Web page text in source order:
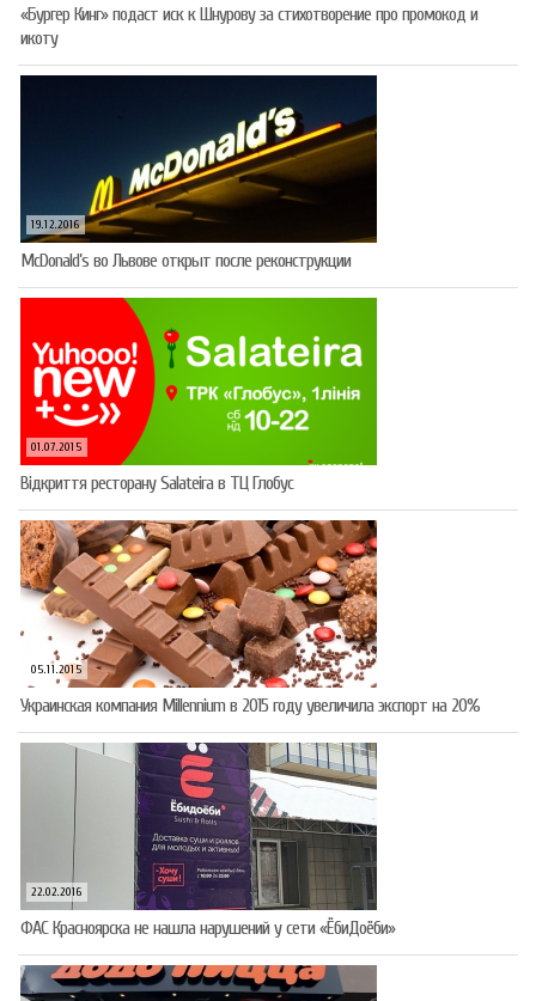
«Бургер Кинг» подаст иск к Шнурову за стихотворение про промокод и
икоту
19.12.2016
McDonald’s во Львове открыт после реконструкции
01.07.2015
Відкриття ресторану Salateirа в ТЦ Глобус
05.11.2015
Украинская компания Millennium в 2015 году увеличила экспорт на 20%
22.02.2016
ФАС Красноярска не нашла нарушений у сети «ЁбиДоёби»